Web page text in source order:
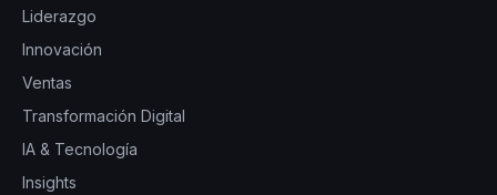
Liderazgo
Innovación
Ventas
Transformación Digital
IA & Tecnología
Insights